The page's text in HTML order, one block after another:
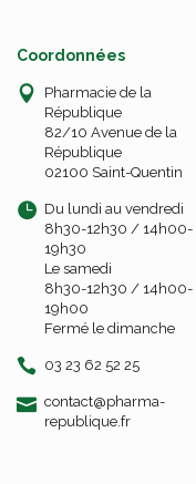
Coordonnées
Pharmacie de la
République
82/10 Avenue de la
République
02100 Saint-Quentin
Du lundi au vendredi
8h30-12h30 / 14h00-
19h30
Le samedi
8h30-12h30 / 14h00-
19h00
Fermé le dimanche
03 23 62 52 25
contact-
@-
pharma-
republique.fr